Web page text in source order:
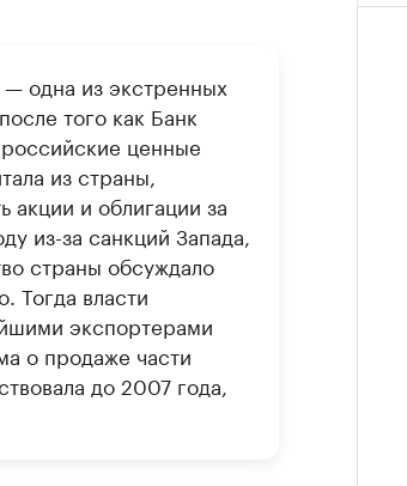
одна из экстренных
того как Банк
ценные
из страны,
акции и облигации за
из-за санкций Запада,
страны обсуждало
Тогда власти
экспортерами
о продаже части
до 2007 года,